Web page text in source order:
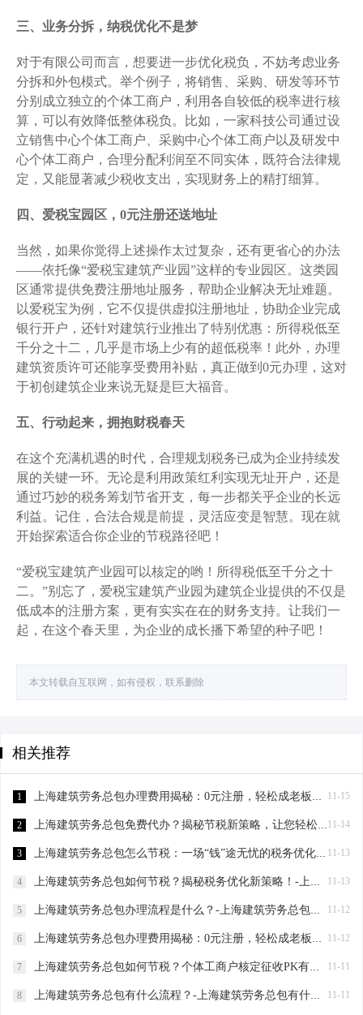
三、业务分拆，纳税优化不是梦
对于有限公司而言，想要进一步优化税负，不妨考虑业务
分拆和外包模式。举个例子，将销售、采购、研发等环节
分别成立独立的个体工商户，利用各自较低的税率进行核
算，可以有效降低整体税负。比如，一家科技公司通过设
立销售中心个体工商户、采购中心个体工商户以及研发中
心个体工商户，合理分配利润至不同实体，既符合法律规
定，又能显著减少税收支出，实现财务上的精打细算。
四、爱税宝园区，0元注册还送地址
当然，如果你觉得上述操作太过复杂，还有更省心的办法
——依托像“爱税宝建筑产业园”这样的专业园区。这类园
区通常提供免费注册地址服务，帮助企业解决无址难题。
以爱税宝为例，它不仅提供虚拟注册地址，协助企业完成
银行开户，还针对建筑行业推出了特别优惠：所得税低至
千分之十二，几乎是市场上少有的超低税率！此外，办理
建筑资质许可还能享受费用补贴，真正做到0元办理，这对
于初创建筑企业来说无疑是巨大福音。
五、行动起来，拥抱财税春天
在这个充满机遇的时代，合理规划税务已成为企业持续发
展的关键一环。无论是利用政策红利实现无址开户，还是
通过巧妙的税务筹划节省开支，每一步都关乎企业的长远
利益。记住，合法合规是前提，灵活应变是智慧。现在就
开始探索适合你企业的节税路径吧！
“爱税宝建筑产业园可以核定的哟！所得税低至千分之十
二。”别忘了，爱税宝建筑产业园为建筑企业提供的不仅是
低成本的注册方案，更有实实在在的财务支持。让我们一
起，在这个春天里，为企业的成长播下希望的种子吧！
本文转载自互联网，如有侵权，联系删除
相关推荐
11-15
1 上海建筑劳务总包办理费用揭秘：0元注册，轻松成老板！-上海建筑劳务总包办理费用
11-14
2 上海建筑劳务总包免费代办？揭秘节税新策略，让您轻松成老板！-上海建筑劳务总包免费代办吗？
11-13
3 上海建筑劳务总包怎么节税：一场“钱”途无忧的税务优化之旅-上海建筑劳务总包怎么节税
11-13
4 上海建筑劳务总包如何节税？揭秘税务优化新策略！-上海建筑劳务总包如何节税
11-12
5 上海建筑劳务总包办理流程是什么？-上海建筑劳务总包办理流程是什么
11-12
6 上海建筑劳务总包办理费用揭秘：0元注册，轻松成老板！-上海建筑劳务总包办理费用是多少
11-11
7 上海建筑劳务总包如何节税？个体工商户核定征收PK有限公司-上海建筑劳务总包如何节税
11-11
8 上海建筑劳务总包有什么流程？-上海建筑劳务总包有什么流程